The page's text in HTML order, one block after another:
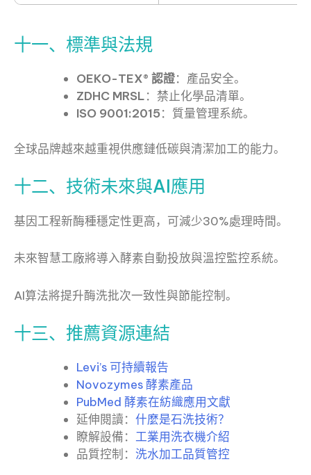
十一、標準與法規
OEKO-TEX® 認證：產品安全。
ZDHC MRSL：禁止化學品清單。
ISO 9001:2015：質量管理系統。
全球品牌越來越重視供應鏈低碳與清潔加工的能力。
十二、技術未來與AI應用
基因工程新酶種穩定性更高，可減少30%處理時間。
未來智慧工廠將導入酵素自動投放與溫控監控系統。
AI算法將提升酶洗批次一致性與節能控制。
十三、推薦資源連結
Levi’s 可持續報告
Novozymes 酵素產品
PubMed 酵素在紡織應用文獻
延伸閱讀：什麼是石洗技術？
瞭解設備： 工業用洗衣機介紹
品質控制： 洗水加工品質管控